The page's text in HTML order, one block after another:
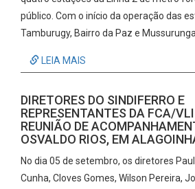
público. Com o início da operação das
Tamburugy, Bairro da Paz e
LEIA MAIS
DIRETORES DO SINDIFERRO E
REPRESENTANTES DA FCA/
REUNIÃO DE
OSVALDO RIOS, EM
No dia 05 de setembro, os diretores
Cunha, Cloves Gomes, Wilson Pereira,